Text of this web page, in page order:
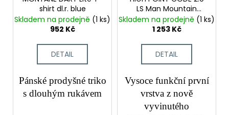
shirt dl.r. blue
Skladem na prodejně (1 ks)
952 Kč
DETAIL
Pánské prodyšné triko
s dlouhým rukávem
LS Man Mountain
spring
Skladem na prodejně (1 ks)
1 253 Kč
DETAIL
Vysoce funkční první
vrstva z nově
vyvinutého